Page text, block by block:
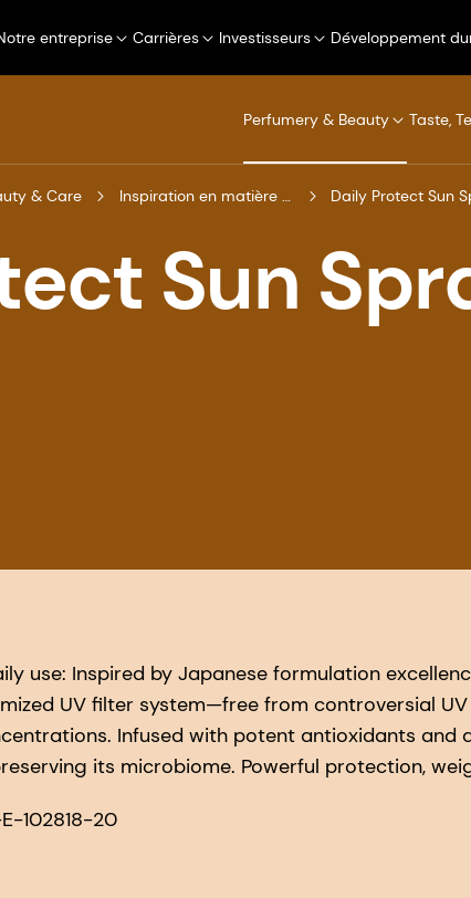
entreprise Carrières Investisseurs Développement
Perfumery & Beauty Taste,
& Care Inspiration en matière de formulation Daily Protect Sun
Sun
use: Inspired by Japanese formulation
UV filter system—free from controversial
Infused with potent antioxidants and
its microbiome. Powerful protection,
102818-20